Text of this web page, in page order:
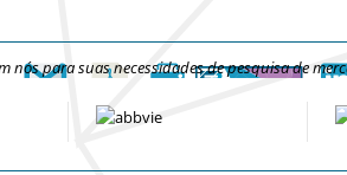
nós para suas necessidades de pesquisa de